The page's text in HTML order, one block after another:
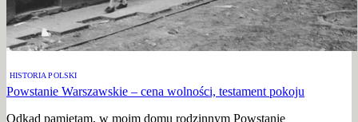
HISTORIA POLSKI
Powstanie Warszawskie – cena wolności, testament pokoju
Odkąd pamiętam, w moim domu rodzinnym Powstanie